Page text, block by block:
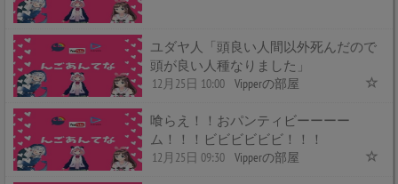
ユダヤ人「頭良い人間以外死んだので
頭が良い人種なりました」
12月25日 10:00 Vipperの部屋
喰らえ！！おパンティビーーーー
ム！！！ビビビビビビ！！！
12月25日 09:30 Vipperの部屋